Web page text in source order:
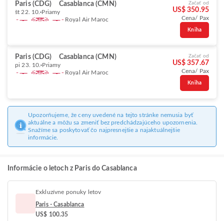
Paris (CDG) Casablanca (CMN)
št 22. 10. Priamy
Royal Air Maroc
Začať od
US$ 350.95
Cena/ Pax
Kniha
Paris (CDG) Casablanca (CMN)
pi 23. 10. Priamy
Royal Air Maroc
Začať od
US$ 357.67
Cena/ Pax
Kniha
Upozorňujeme, že ceny uvedené na tejto stránke nemusia byť
aktuálne a môžu sa zmeniť bez predchádzajúceho upozornenia.
Snažíme sa poskytovať čo najpresnejšie a najaktuálnejšie
informácie.
Informácie o letoch z Paris do Casablanca
Exkluzívne ponuky letov
Paris - Casablanca
US$ 100.35